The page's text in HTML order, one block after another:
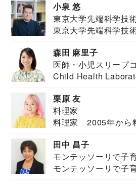
小泉 悠
東京大学先端科学技
東京大学先端科学技
森田 麻里子
医師・小児スリープ
Child Health
栗原 友
料理家
料理家 2005年から
田中 昌子
モンテッソーリで子
ズハウス研究所所長
モンテッソーリで